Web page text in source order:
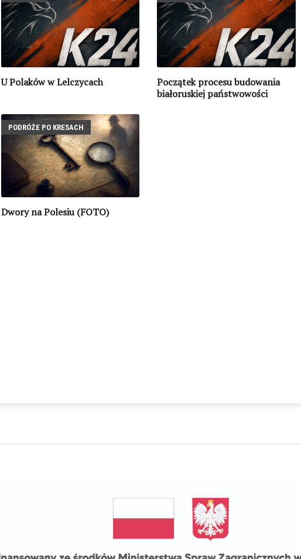
U Polaków w Lelczycach
Początek procesu budowania
białoruskiej państwowości
PODRÓŻE PO KRESACH
Dwory na Polesiu (FOTO)